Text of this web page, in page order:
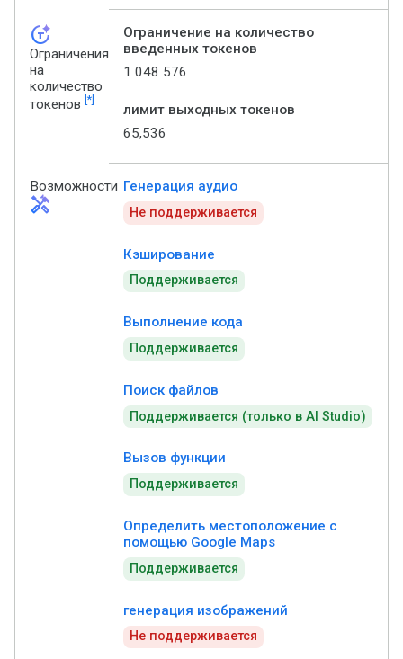
token_auto
Ограничения
на
количество
токенов [*]
Ограничение на количество
введенных токенов
1 048 576
лимит выходных токенов
65,536
Возможности
handyman
Генерация аудио
Не поддерживается
Кэширование
Поддерживается
Выполнение кода
Поддерживается
Поиск файлов
Поддерживается (только в AI Studio)
Вызов функции
Поддерживается
Определить местоположение с
помощью Google Maps
Поддерживается
генерация изображений
Не поддерживается